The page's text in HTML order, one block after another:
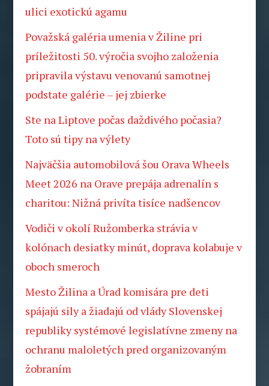
ulici exotickú agamu
Považská galéria umenia v Žiline pri
príležitosti 50. výročia svojho založenia
pripravila výstavu venovanú samotnej
podstate galérie – jej zbierke
Ste na Liptove počas daždivého počasia?
Toto sú tipy na výlety
Najväčšia automobilová šou Orava Wheels
Meet 2026 na Orave prepája adrenalín s
charitou: Nižná privíta tisíce nadšencov
Vodiči v okolí Ružomberka strávia v
kolónach desiatky minút, doprava kolabuje v
oboch smeroch
Mesto Žilina a Úrad komisára pre deti
spájajú sily a žiadajú od vlády Slovenskej
republiky systémové legislatívne zmeny na
ochranu maloletých pred organizovaným
žobraním